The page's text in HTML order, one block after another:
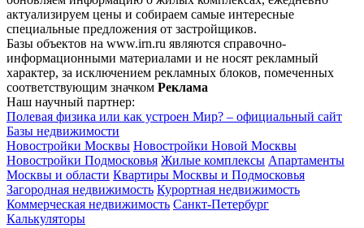
актуализируем цены и собираем самые интересные
специальные предложения от застройщиков.
Базы объектов на www.irn.ru являются справочно-
информационными материалами и не носят рекламный
характер, за исключением рекламных блоков, помеченных
соответствующим значком Реклама
Наш научный партнер:
Полевая физика или как устроен Мир? – официальный сайт
Базы недвижимости
Новостройки Москвы Новостройки Новой Москвы
Новостройки Подмосковья Жилые комплексы Апартаменты
Москвы и области Квартиры Москвы и Подмосковья
Загородная недвижимость Курортная недвижимость
Коммерческая недвижимость Санкт-Петербург
Калькуляторы